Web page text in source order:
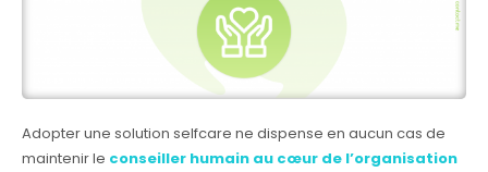
Adopter une solution selfcare ne dispense en aucun cas de
maintenir le conseiller humain au cœur de l’organisation